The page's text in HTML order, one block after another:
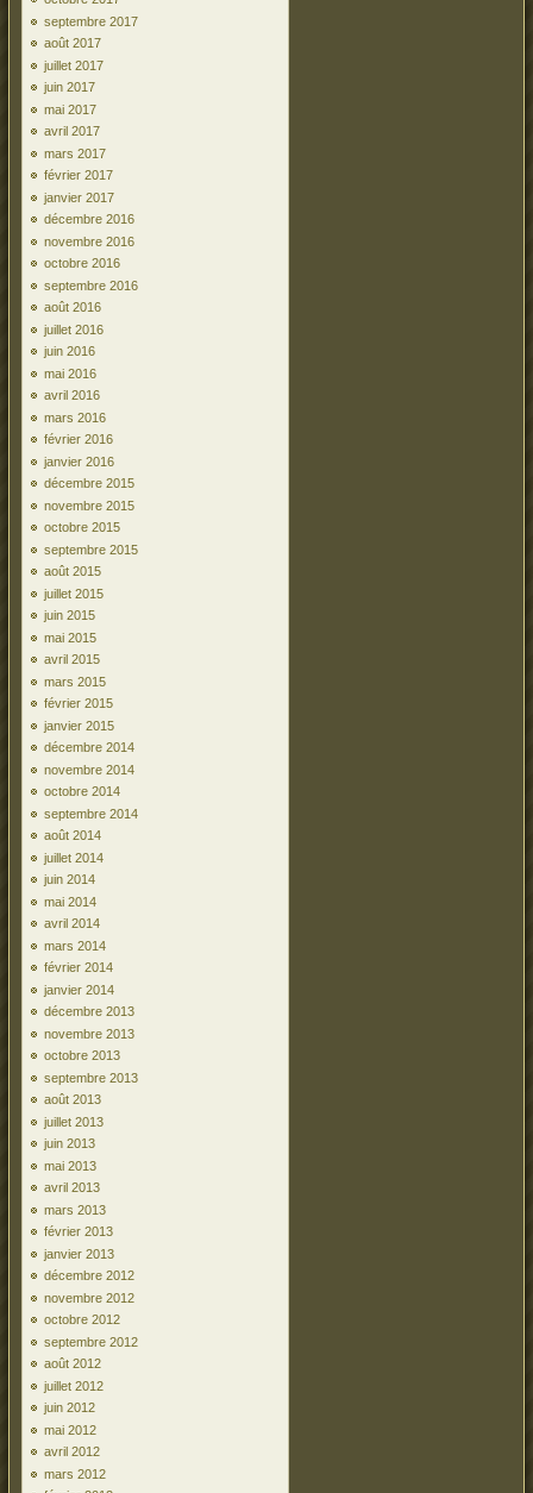
septembre 2017
août 2017
juillet 2017
juin 2017
mai 2017
avril 2017
mars 2017
février 2017
janvier 2017
décembre 2016
novembre 2016
octobre 2016
septembre 2016
août 2016
juillet 2016
juin 2016
mai 2016
avril 2016
mars 2016
février 2016
janvier 2016
décembre 2015
novembre 2015
octobre 2015
septembre 2015
août 2015
juillet 2015
juin 2015
mai 2015
avril 2015
mars 2015
février 2015
janvier 2015
décembre 2014
novembre 2014
octobre 2014
septembre 2014
août 2014
juillet 2014
juin 2014
mai 2014
avril 2014
mars 2014
février 2014
janvier 2014
décembre 2013
novembre 2013
octobre 2013
septembre 2013
août 2013
juillet 2013
juin 2013
mai 2013
avril 2013
mars 2013
février 2013
janvier 2013
décembre 2012
novembre 2012
octobre 2012
septembre 2012
août 2012
juillet 2012
juin 2012
mai 2012
avril 2012
mars 2012